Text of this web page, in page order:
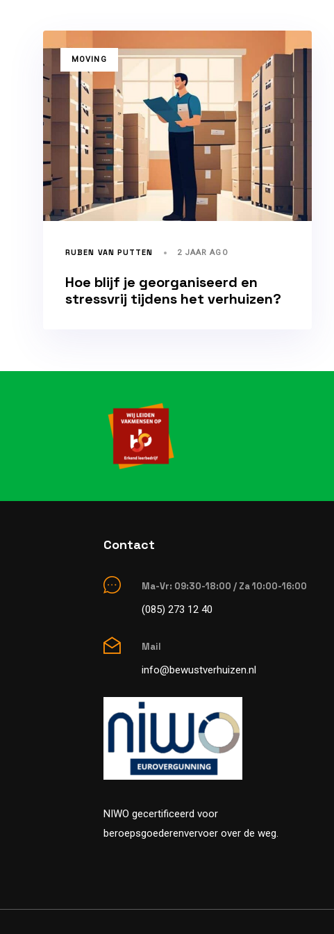
TAGSMOVING
RUBEN VAN PUTTEN 2 JAAR AGO
Hoe blijf je georganiseerd en
stressvrij tijdens het verhuizen?
Contact
Ma-Vr: 09:30-18:00 / Za 10:00-16:00
(085) 273 12 40
Mail
info@bewustverhuizen.nl
NIWO gecertificeerd voor
beroepsgoederenvervoer over de weg.